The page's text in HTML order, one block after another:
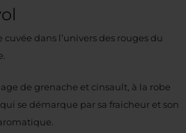
cuvée dans l’univers des rouges du
de grenache et cinsault, à la robe
se démarque par sa fraicheur et son